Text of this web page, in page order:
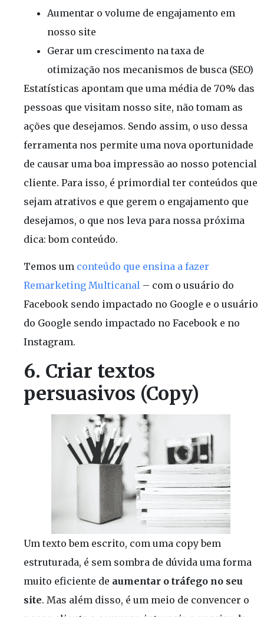
Aumentar o volume de engajamento em
nosso site
Gerar um crescimento na taxa de
otimização nos mecanismos de busca (SEO)
Estatísticas apontam que uma média de 70% das
pessoas que visitam nosso site, não tomam as
ações que desejamos. Sendo assim, o uso dessa
ferramenta nos permite uma nova oportunidade
de causar uma boa impressão ao nosso potencial
cliente. Para isso, é primordial ter conteúdos que
sejam atrativos e que gerem o engajamento que
desejamos, o que nos leva para nossa próxima
dica: bom conteúdo.
Temos um conteúdo que ensina a fazer
Remarketing Multicanal – com o usuário do
Facebook sendo impactado no Google e o usuário
do Google sendo impactado no Facebook e no
Instagram.
6. Criar textos
persuasivos (Copy)
Um texto bem escrito, com uma copy bem
estruturada, é sem sombra de dúvida uma forma
muito eficiente de aumentar o tráfego no seu
site. Mas além disso, é um meio de convencer o